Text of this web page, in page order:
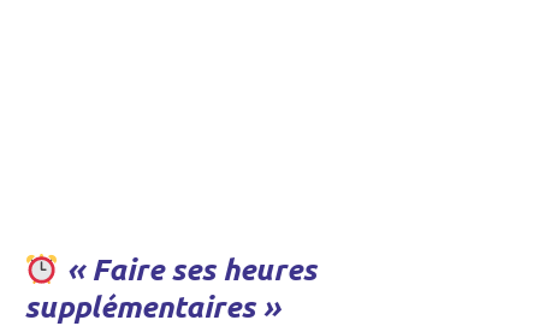
« Faire ses heures
supplémentaires »